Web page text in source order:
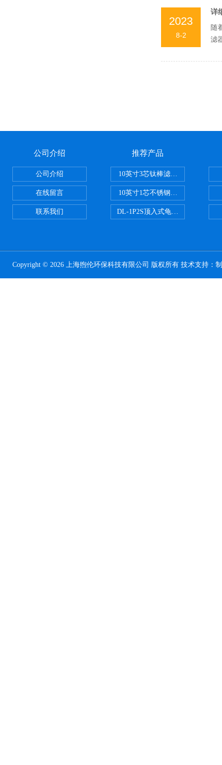
2023
8-2
详
随
滤
公司介绍
公司介绍
在线留言
联系我们
推荐产品
10英寸3芯钛棒滤芯过滤器
10英寸1芯不锈钢钛棒过滤器
DL-1P2S顶入式龟背过滤器
Copyright © 2026 上海煦伦环保科技有限公司 版权所有 技术支持：